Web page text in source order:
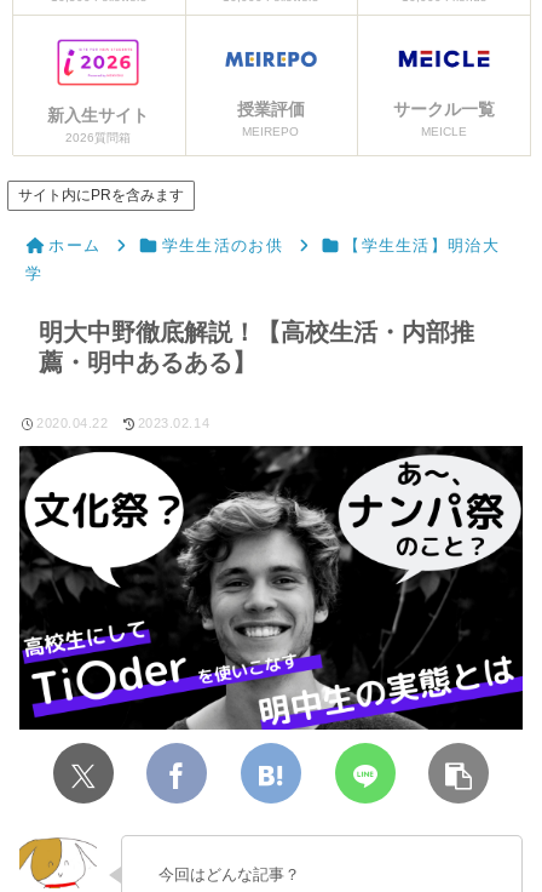
新入生サイト
2026質問箱
授業評価
MEIREPO
サークル一覧
MEICLE
サイト内にPRを含みます
ホーム 学生生活のお供
【学生生活】明治大
学
明大中野徹底解説！【高校生活・内部推
薦・明中あるある】
2020.04.22 2023.02.14
今回はどんな記事？